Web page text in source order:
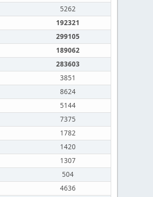
5262
192321
299105
189062
283603
3851
8624
5144
7375
1782
1420
1307
504
4636